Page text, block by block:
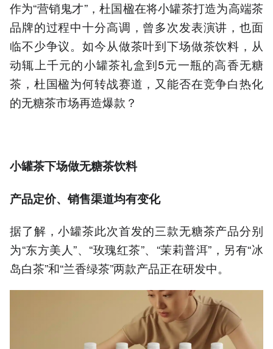
作为“营销鬼才”，杜国楹在将小罐茶打造为高端茶
品牌的过程中十分高调，曾多次发表演讲，也面
临不少争议。如今从做茶叶到下场做茶饮料，从
动辄上千元的小罐茶礼盒到5元一瓶的高香无糖
茶，杜国楹为何转战赛道，又能否在竞争白热化
的无糖茶市场再造爆款？
小罐茶下场做无糖茶饮料
产品定价、销售渠道均有变化
据了解，小罐茶此次首发的三款无糖茶产品分别
为“东方美人”、“玫瑰红茶”、“茉莉普洱”，另有“冰
岛白茶”和“兰香绿茶”两款产品正在研发中。